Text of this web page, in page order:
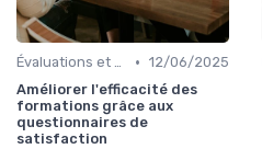
Évaluations et tests • 12/06/2025
Améliorer l'efficacité des
formations grâce aux
questionnaires de
satisfaction